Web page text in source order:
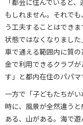
もしれません。それで
う工夫することはでき
状態ではなくなりまし
車で通える範囲内に質
金で利用できるクラブ
す」と都内在住のパパマ
一方で「子どもたちが
時に、風景が全然違う
ある、山がある。海で